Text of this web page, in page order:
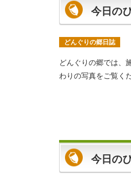
今日の
どんぐりの郷日誌
どんぐりの郷では、
わりの写真をご覧く
今日の